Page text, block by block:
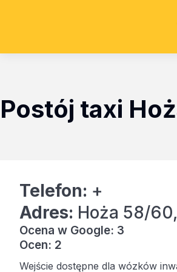
Postój taxi
Telefon: +
Adres: Hoża 58/
Ocena w Google: 3
Ocen: 2
Wejście dostępne dla wózków